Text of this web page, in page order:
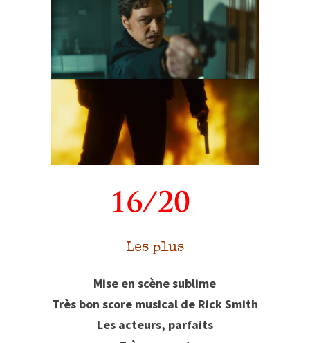
Les plus
Mise en scène sublime
Très bon score musical de Rick Smith
Les acteurs, parfaits